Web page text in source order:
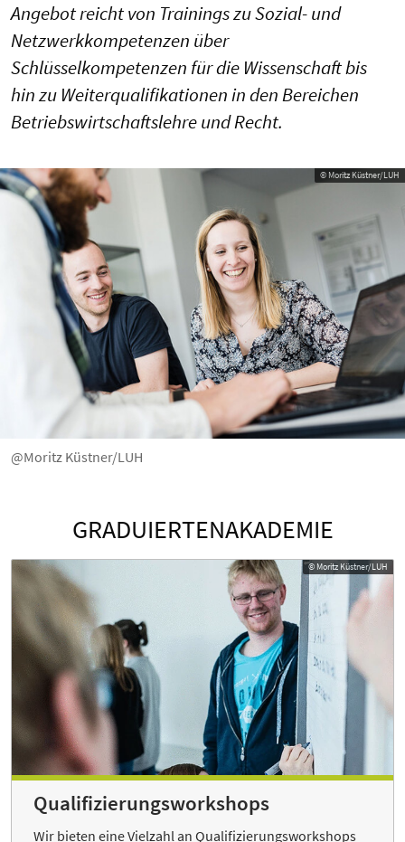
Angebot reicht von Trainings zu Sozial- und
Netzwerkkompetenzen über
Schlüsselkompetenzen für die Wissenschaft bis
hin zu Weiterqualifikationen in den Bereichen
Betriebswirtschaftslehre und Recht.
© Moritz Küstner/LUH
@Moritz Küstner/LUH
GRADUIERTENAKADEMIE
© Moritz Küstner/LUH
Qualifizierungsworkshops
Wir bieten eine Vielzahl an Qualifizierungsworkshops